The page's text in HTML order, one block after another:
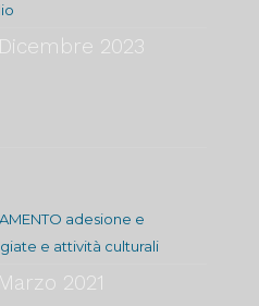
2023
adesione e
e attività culturali
2021